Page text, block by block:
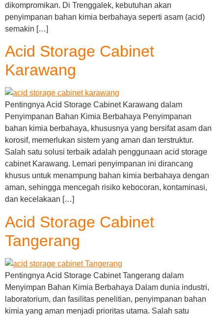
dikompromikan. Di Trenggalek, kebutuhan akan
penyimpanan bahan kimia berbahaya seperti asam (acid)
semakin […]
Acid Storage Cabinet
Karawang
Pentingnya Acid Storage Cabinet Karawang dalam
Penyimpanan Bahan Kimia Berbahaya Penyimpanan
bahan kimia berbahaya, khususnya yang bersifat asam dan
korosif, memerlukan sistem yang aman dan terstruktur.
Salah satu solusi terbaik adalah penggunaan acid storage
cabinet Karawang. Lemari penyimpanan ini dirancang
khusus untuk menampung bahan kimia berbahaya dengan
aman, sehingga mencegah risiko kebocoran, kontaminasi,
dan kecelakaan […]
Acid Storage Cabinet
Tangerang
Pentingnya Acid Storage Cabinet Tangerang dalam
Menyimpan Bahan Kimia Berbahaya Dalam dunia industri,
laboratorium, dan fasilitas penelitian, penyimpanan bahan
kimia yang aman menjadi prioritas utama. Salah satu